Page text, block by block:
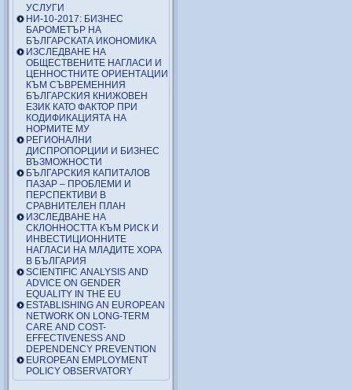
УСЛУГИ
НИ-10-2017: БИЗНЕС
БАРОМЕТЪР НА
БЪЛГАРСКАТА ИКОНОМИКА
ИЗСЛЕДВАНЕ НА
ОБЩЕСТВЕНИТЕ НАГЛАСИ И
ЦЕННОСТНИТЕ ОРИЕНТАЦИИ
КЪМ СЪВРЕМЕННИЯ
БЪЛГАРСКИЯ КНИЖОВЕН
ЕЗИК КАТО ФАКТОР ПРИ
КОДИФИКАЦИЯТА НА
НОРМИТЕ МУ
РЕГИОНАЛНИ
ДИСПРОПОРЦИИ И БИЗНЕС
ВЪЗМОЖНОСТИ
БЪЛГАРСКИЯ КАПИТАЛОВ
ПАЗАР – ПРОБЛЕМИ И
ПЕРСПЕКТИВИ В
СРАВНИТЕЛЕН ПЛАН
ИЗСЛЕДВАНЕ НА
СКЛОННОСТТА КЪМ РИСК И
ИНВЕСТИЦИОННИТЕ
НАГЛАСИ НА МЛАДИТЕ ХОРА
В БЪЛГАРИЯ
SCIENTIFIC ANALYSIS AND
ADVICE ON GENDER
EQUALITY IN THE EU
ESTABLISHING AN EUROPEAN
NETWORK ON LONG-TERM
CARE AND COST-
EFFECTIVENESS AND
DEPENDENCY PREVENTION
EUROPEAN EMPLOYMENT
POLICY OBSERVATORY